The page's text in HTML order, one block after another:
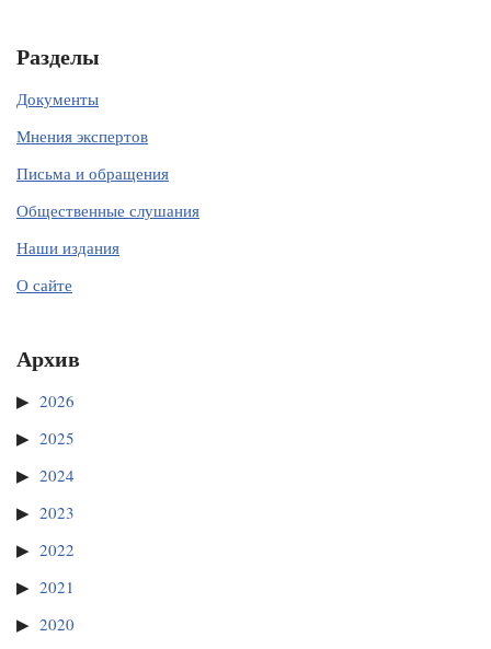
Разделы
Документы
Мнения экспертов
Письма и обращения
Общественные слушания
Наши издания
О сайте
Архив
2026
2025
2024
2023
2022
2021
2020